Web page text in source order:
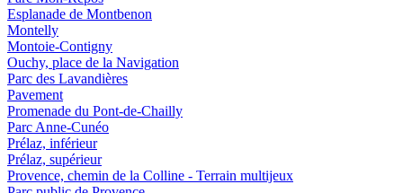
Esplanade de Montbenon
Montelly
Montoie-Contigny
Ouchy, place de la Navigation
Parc des Lavandières
Pavement
Promenade du Pont-de-Chailly
Parc Anne-Cunéo
Prélaz, inférieur
Prélaz, supérieur
Provence, chemin de la Colline - Terrain multijeux